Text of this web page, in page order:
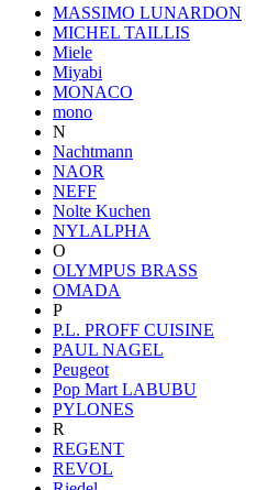
MASSIMO LUNARDON
MICHEL TAILLIS
Miele
Miyabi
MONACO
mono
N
Nachtmann
NAOR
NEFF
Nolte Kuchen
NYLALPHA
O
OLYMPUS BRASS
OMADA
P
P.L. PROFF CUISINE
PAUL NAGEL
Peugeot
Pop Mart LABUBU
PYLONES
R
REGENT
REVOL